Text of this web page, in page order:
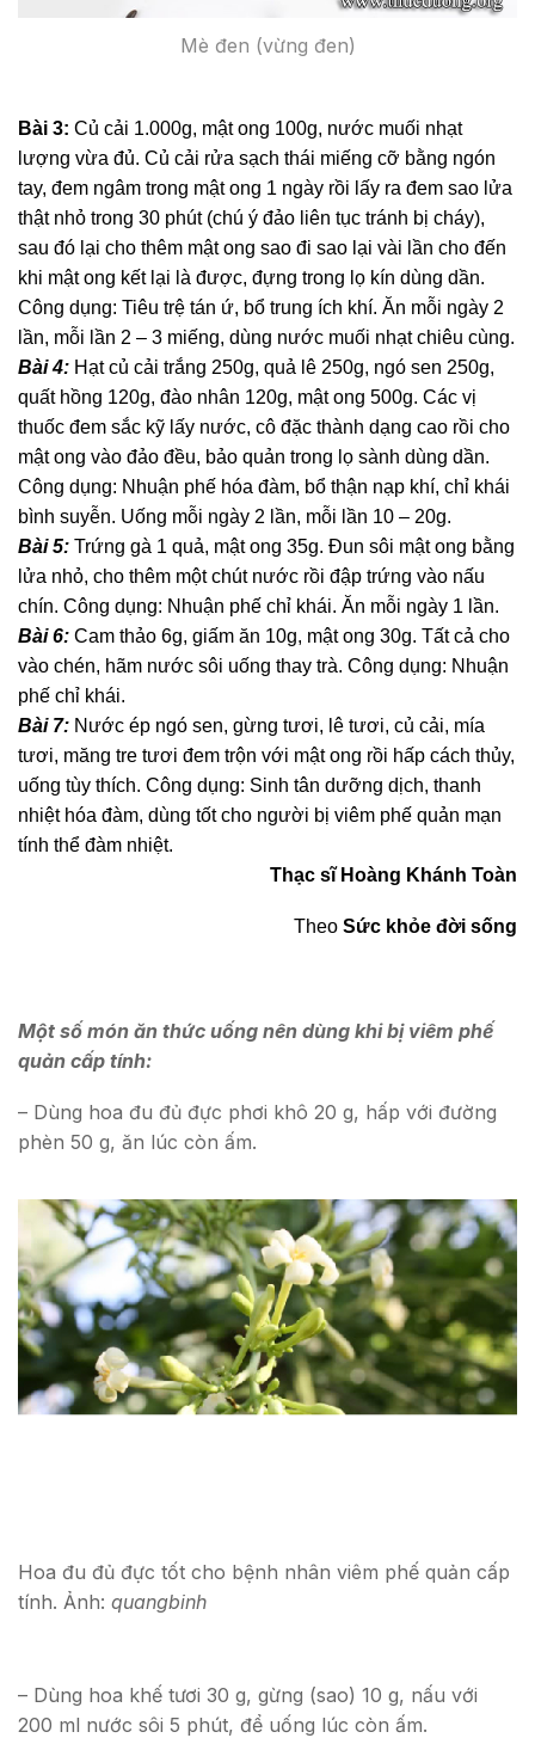
Mè đen (vừng đen)
Bài 3: Củ cải 1.000g, mật ong 100g, nước muối nhạt
lượng vừa đủ. Củ cải rửa sạch thái miếng cỡ bằng ngón
tay, đem ngâm trong mật ong 1 ngày rồi lấy ra đem sao lửa
thật nhỏ trong 30 phút (chú ý đảo liên tục tránh bị cháy),
sau đó lại cho thêm mật ong sao đi sao lại vài lần cho đến
khi mật ong kết lại là được, đựng trong lọ kín dùng dần.
Công dụng: Tiêu trệ tán ứ, bổ trung ích khí. Ăn mỗi ngày 2
lần, mỗi lần 2 – 3 miếng, dùng nước muối nhạt chiêu cùng.
Bài 4: Hạt củ cải trắng 250g, quả lê 250g, ngó sen 250g,
quất hồng 120g, đào nhân 120g, mật ong 500g. Các vị
thuốc đem sắc kỹ lấy nước, cô đặc thành dạng cao rồi cho
mật ong vào đảo đều, bảo quản trong lọ sành dùng dần.
Công dụng: Nhuận phế hóa đàm, bổ thận nạp khí, chỉ khái
bình suyễn. Uống mỗi ngày 2 lần, mỗi lần 10 – 20g.
Bài 5: Trứng gà 1 quả, mật ong 35g. Đun sôi mật ong bằng
lửa nhỏ, cho thêm một chút nước rồi đập trứng vào nấu
chín. Công dụng: Nhuận phế chỉ khái. Ăn mỗi ngày 1 lần.
Bài 6: Cam thảo 6g, giấm ăn 10g, mật ong 30g. Tất cả cho
vào chén, hãm nước sôi uống thay trà. Công dụng: Nhuận
phế chỉ khái.
Bài 7: Nước ép ngó sen, gừng tươi, lê tươi, củ cải, mía
tươi, măng tre tươi đem trộn với mật ong rồi hấp cách thủy,
uống tùy thích. Công dụng: Sinh tân dưỡng dịch, thanh
nhiệt hóa đàm, dùng tốt cho người bị viêm phế quản mạn
tính thể đàm nhiệt.
Thạc sĩ Hoàng Khánh Toàn
Theo Sức khỏe đời sống
Một số món ăn thức uống nên dùng khi bị viêm phế
quản cấp tính:
– Dùng hoa đu đủ đực phơi khô 20 g, hấp với đường
phèn 50 g, ăn lúc còn ấm.
Hoa đu đủ đực tốt cho bệnh nhân viêm phế quản cấp
tính. Ảnh: quangbinh
– Dùng hoa khế tươi 30 g, gừng (sao) 10 g, nấu với
200 ml nước sôi 5 phút, để uống lúc còn ấm.